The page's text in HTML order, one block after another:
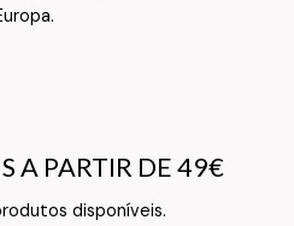
A PARTIR DE 49€
disponíveis.
A PARTIR DE 49€
Cartão de Informação